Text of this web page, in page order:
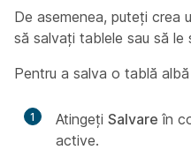
De asemenea, puteți crea
să salvați tablele sau să
Pentru a salva o tablă
1 Atingeți Salvare în
active.